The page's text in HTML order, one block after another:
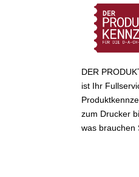
DER
ist Ihr
zum Drucker
was brauchen